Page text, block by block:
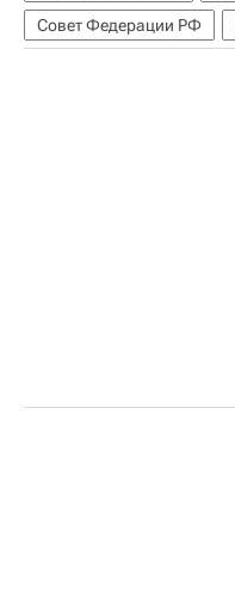
Совет Федерации РФ